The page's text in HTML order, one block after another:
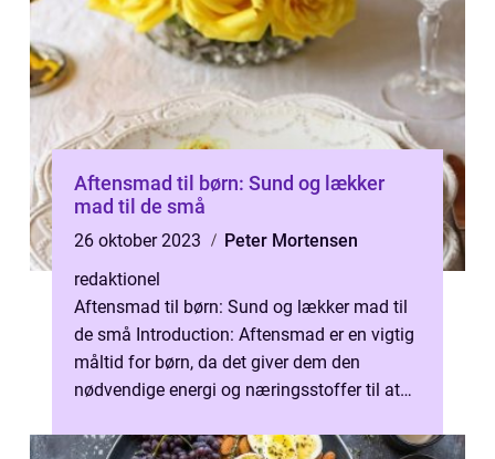
Aftensmad til børn: Sund og lækker
mad til de små
26 oktober 2023
Peter Mortensen
redaktionel
Aftensmad til børn: Sund og lækker mad til
de små Introduction: Aftensmad er en vigtig
måltid for børn, da det giver dem den
nødvendige energi og næringsstoffer til at